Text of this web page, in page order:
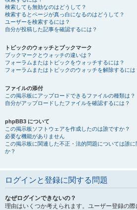
検索しても無効なのはどうして？
検索するとページが真っ白になるのはどうして？
ユーザーを検索するには？
自分が投稿した記事を確認するには？
トピックのウォッチとブックマーク
ブックマークとウォッチの違いは？
フォーラムまたはトピックをウォッチするには？
フォーラムまたはトピックのウォッチを解除するには
ファイルの添付
この掲示板にアップロードできるファイルの種類は？
自分がアップロードしたファイルを確認するには？
phpBB3 について
この掲示板ソフトウェアを作成したのは誰ですか？
必要な機能がありません
この掲示板に関連した不正・法的問題については誰
か？
ログインと登録に関する問題
なぜログインできないの？
理由はいくつか考えられます。ユーザー登録の